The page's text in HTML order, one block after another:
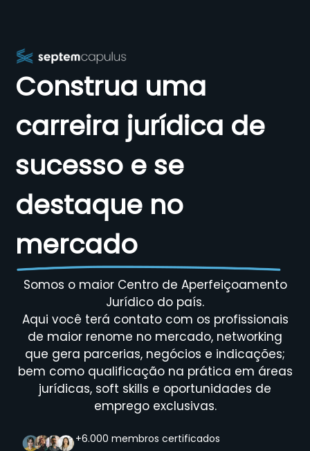
Construa uma
carreira jurídica de
sucesso e se
destaque no
mercado
Somos o maior Centro de Aperfeiçoamento
Jurídico do país.
Aqui você terá contato com os profissionais
de maior renome no mercado, networking
que gera parcerias, negócios e indicações;
bem como qualificação na prática em áreas
jurídicas, soft skills e oportunidades de
emprego exclusivas.
+6.000 membros certificados